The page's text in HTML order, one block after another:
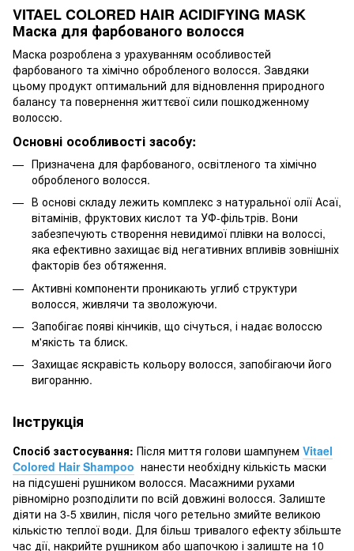
VITAEL COLORED HAIR ACIDIFYING MASK
Маска для фарбованого волосся
Маска розроблена з урахуванням особливостей
фарбованого та хімічно обробленого волосся. Завдяки
цьому продукт оптимальний для відновлення природного
балансу та повернення життєвої сили пошкодженному
волоссю.
Основні особливості засобу:
Призначена для фарбованого, освітленого та хімічно
обробленого волосся.
В основі складу лежить комплекс з натуральної олії Асаї,
вітамінів, фруктових кислот та УФ-фільтрів. Вони
забезпечують створення невидимої плівки на волоссі,
яка ефективно захищає від негативних впливів зовнішніх
факторів без обтяження.
Активні компоненти проникають углиб структури
волосся, живлячи та зволожуючи.
Запобігає появі кінчиків, що січуться, і надає волоссю
м'якість та блиск.
Захищає яскравість кольору волосся, запобігаючи його
вигоранню.
Інструкція
Спосіб застосування: Після миття голови шампунем Vitael
Colored Hair Shampoo нанести необхідну кількість маски
на підсушені рушником волосся. Масажними рухами
рівномірно розподілити по всій довжині волосся. Залиште
діяти на 3-5 хвилин, після чого ретельно змийте великою
кількістю теплої води. Для більш тривалого ефекту збільште
час дії, накрийте рушником або шапочкою і залиште на 10